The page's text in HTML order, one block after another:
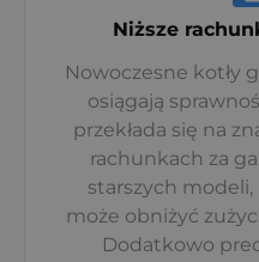
Niższe
Nowoczesne kotły
osiągają
przekłada się na
rachunkach za
starszych modeli,
może obniżyć
Dodatkowo